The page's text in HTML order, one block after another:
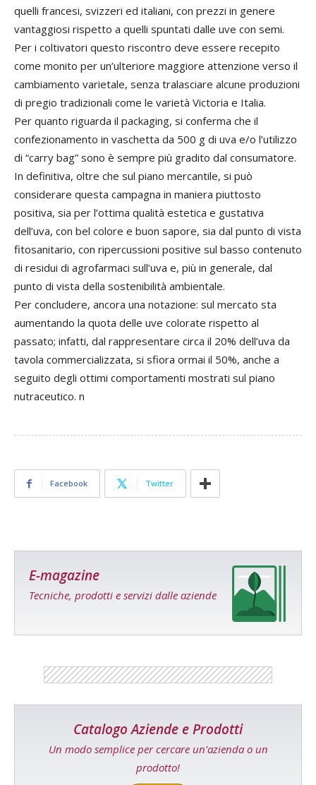
quelli francesi, svizzeri ed italiani, con prezzi in genere
vantaggiosi rispetto a quelli spuntati dalle uve con semi.
Per i coltivatori questo riscontro deve essere recepito
come monito per un’ulteriore maggiore attenzione verso il
cambiamento varietale, senza tralasciare alcune produzioni
di pregio tradizionali come le varietà Victoria e Italia.
Per quanto riguarda il packaging, si conferma che il
confezionamento in vaschetta da 500 g di uva e/o l’utilizzo
di “carry bag” sono è sempre più gradito dal consumatore.
In definitiva, oltre che sul piano mercantile, si può
considerare questa campagna in maniera piuttosto
positiva, sia per l’ottima qualità estetica e gustativa
dell’uva, con bel colore e buon sapore, sia dal punto di vista
fitosanitario, con ripercussioni positive sul basso contenuto
di residui di agrofarmaci sull’uva e, più in generale, dal
punto di vista della sostenibilità ambientale.
Per concludere, ancora una notazione: sul mercato sta
aumentando la quota delle uve colorate rispetto al
passato; infatti, dal rappresentare circa il 20% dell’uva da
tavola commercializzata, si sfiora ormai il 50%, anche a
seguito degli ottimi comportamenti mostrati sul piano
nutraceutico. n
Facebook Twitter
E-magazine
Tecniche, prodotti e servizi dalle aziende
Catalogo Aziende e Prodotti
Un modo semplice per cercare un'azienda o un
prodotto!